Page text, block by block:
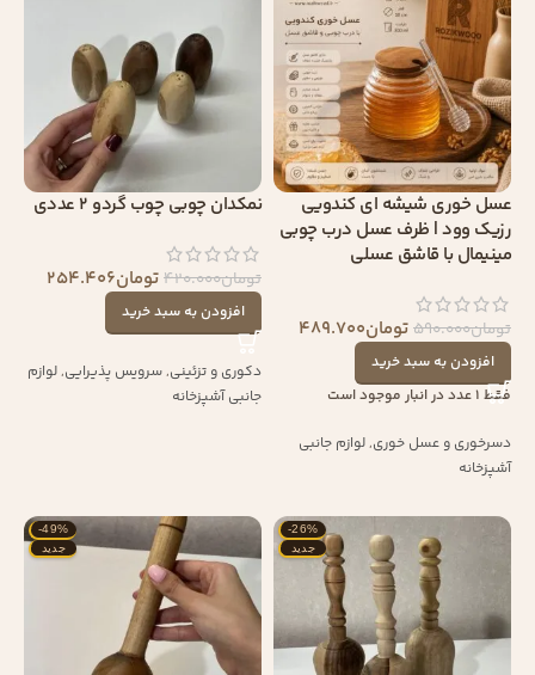
عسل خوری شیشه ای کندویی
رزیک وود | ظرف عسل درب چوبی
مینیمال با قاشق عسلی
تومان590.000تومان489.700
افزودن به سبد خرید
فقط 1 عدد در انبار موجود است
دسرخوری و عسل خوری,لوازم جانبی
آشپزخانه
نمکدان چوبی چوب گردو 2 عددی
تومان420.000تومان254.406
افزودن به سبد خرید
دکوری و تزئینی,سرویس پذیرایی,لوازم
جانبی آشپزخانه
-26%
جدید
-49%
جدید